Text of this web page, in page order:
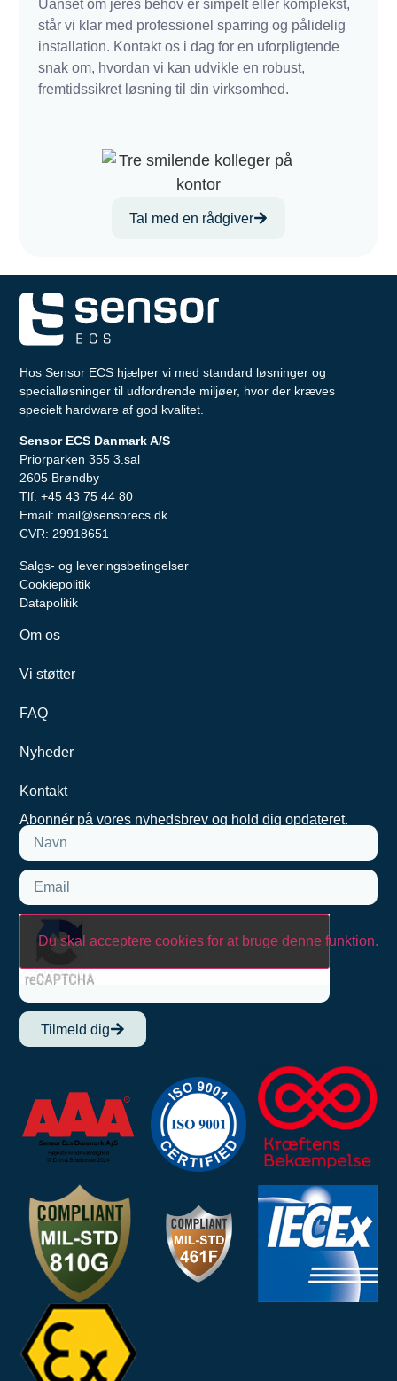
Uanset om jeres behov er simpelt eller komplekst,
står vi klar med professionel sparring og pålidelig
installation. Kontakt os i dag for en uforpligtende
snak om, hvordan vi kan udvikle en robust,
fremtidssikret løsning til din virksomhed.
Tal med en rådgiver
Hos Sensor ECS hjælper vi med standard løsninger og
specialløsninger til udfordrende miljøer, hvor der kræves
specielt hardware af god kvalitet.
Sensor ECS Danmark A/S
Priorparken 355 3.sal
2605 Brøndby
Tlf:+45 43 75 44 80
Email: mail@sensorecs.dk
CVR: 29918651
Salgs- og leveringsbetingelser
Cookiepolitik
Datapolitik
Om os
Vi støtter
FAQ
Nyheder
Kontakt
Abonnér på vores nyhedsbrev og hold dig opdateret.
Du skal acceptere cookies for at bruge denne funktion.
Tilmeld dig